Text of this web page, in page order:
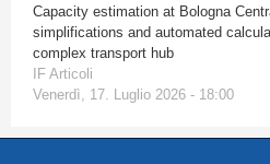
Capacity estimation at Bologna
simplifications and automated
complex transport hub
IF Articoli
Venerdì, 17. Luglio 2026 - 18:00